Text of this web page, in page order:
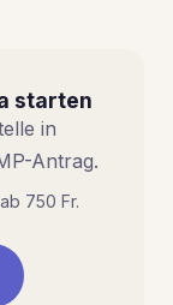
starten
in
Antrag.
750 Fr.